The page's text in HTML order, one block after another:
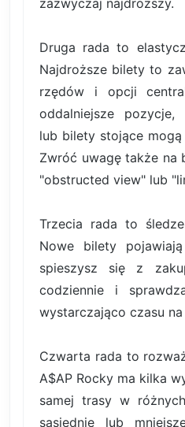
Druga rada to
Najdroższe bilety to
rzędów i opcji
oddalniejsze
lub bilety stojące
Zwróć uwagę także na
"obstructed view" lub
Trzecia rada to
Nowe bilety
spieszysz się z
codziennie i
wystarczająco czasu na
Czwarta rada to
A$AP Rocky ma kilka
samej trasy w
sąsiednie lub